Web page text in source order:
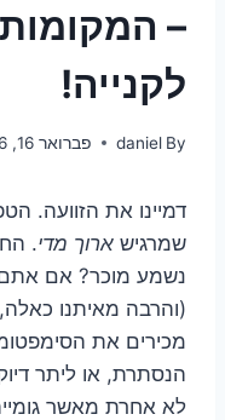
–
לקנייה!
By
daniel פברואר 16, 2026
דמיינו את הזוועה.
שמרגיש ארוך מדי.
נשמע מוכר? אם
(והרבה מאיתנו
מכירים את
הנסתרת, או ליתר
לא אחרת מאשר